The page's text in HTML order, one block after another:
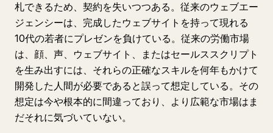
札できるため、契約を失いつつある。従来のウェブエー
ジェンシーは、完成したウェブサイトを持って現れる
10代の若者にプレゼンを負けている。従来の労働市場
は、顔、声、ウェブサイト、またはセールススクリプト
を生み出すには、それらの正確なスキルを何年もかけて
開発した人間が必要であると誤って想定している。その
想定は今や根本的に間違っており、より広範な市場はま
だそれに気づいていない。